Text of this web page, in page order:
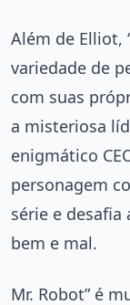
Além de Elliot,
variedade de
com suas
a misteriosa
enigmático
personagem
série e desafia
bem e mal.
Mr. Robot” é